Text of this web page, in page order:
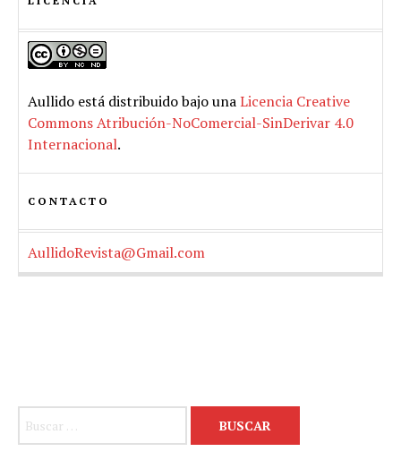
Aullido está distribuido bajo unaLicencia Creative
Commons Atribución-NoComercial-SinDerivar 4.0
Internacional.
CONTACTO
AullidoRevista@Gmail.com